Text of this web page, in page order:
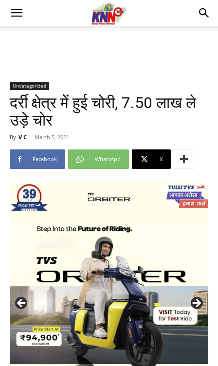
Uncategorized
दर्री क्षेत्र में हुई चोरी, 7.50 लाख ले
उड़े चोर
By V C - March 5, 2021
Facebook WhatsApp X